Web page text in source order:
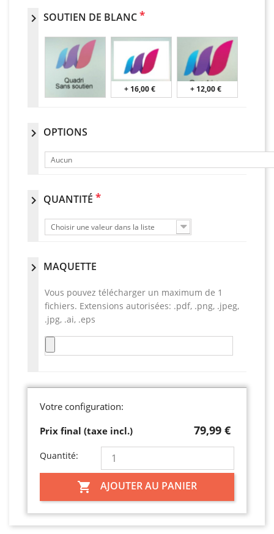
chevron_right SOUTIEN DE BLANC*
+ 16,00 € + 12,00 €
chevron_right OPTIONS
Aucun
chevron_right QUANTITÉ *
Choisir une valeur dans la liste
chevron_right MAQUETTE
Vous pouvez télécharger un maximum de 1
fichiers. Extensions autorisées: .pdf, .png, .jpeg,
.jpg, .ai, .eps
Votre configuration:
Prix final (taxe incl.)
79,99 €
Quantité:
 AJOUTER AU PANIER